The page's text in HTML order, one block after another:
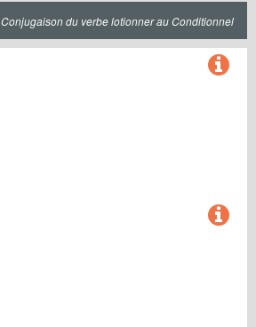
Conjugaison du verbe lotionner au Conditionnel